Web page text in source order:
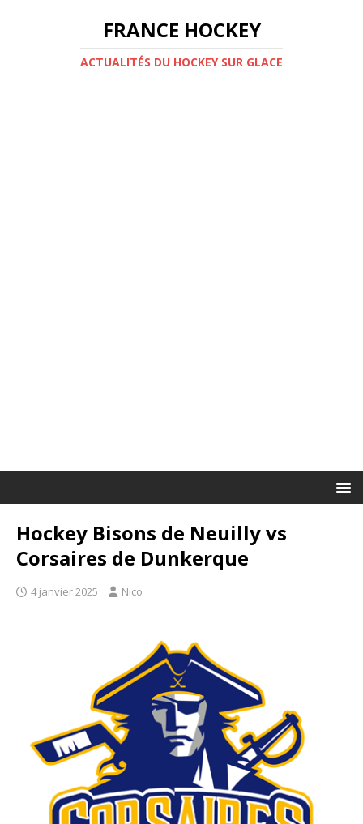
FRANCE HOCKEY
ACTUALITÉS DU HOCKEY SUR GLACE
Hockey Bisons de Neuilly vs
Corsaires de Dunkerque
4 janvier 2025 Nico